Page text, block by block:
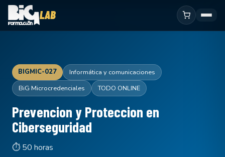
BIGMIC-027
Informática y comunicaciones
BiG Microcredenciales
TODO ONLINE
Prevencion y Proteccion en
Ciberseguridad
⏱ 50 horas